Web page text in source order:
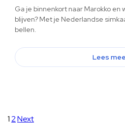
Ga je binnenkort naar Marokko en
blijven? Met je Nederlandse
bellen.
Lees
12Next